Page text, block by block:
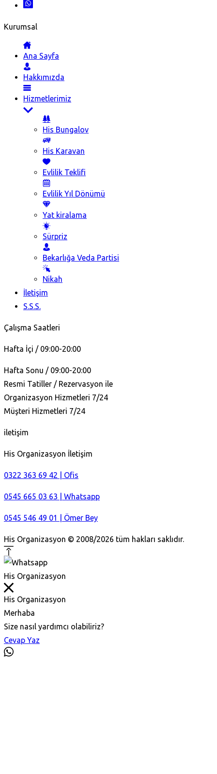
Kurumsal
Ana Sayfa
Hakkımızda
Hizmetlerimiz
His Bungalov
His Karavan
Evlilik Teklifi
Evlilik Yıl Dönümü
Yat kiralama
Sürpriz
Bekarlığa Veda Partisi
Nikah
İletişim
S.S.S.
Çalışma Saatleri
Hafta İçi / 09:00-20:00
Hafta Sonu / 09:00-20:00
Resmi Tatiller / Rezervasyon ile
Organizasyon Hizmetleri 7/24
Müşteri Hizmetleri 7/24
iletişim
His Organizasyon İletişim
0322 363 69 42 | Ofis
0545 665 03 63 | Whatsapp
0545 546 49 01 | Ömer Bey
His Organizasyon © 2008/2026 tüm hakları saklıdır.
His Organizasyon
His Organizasyon
Merhaba
Size nasıl yardımcı olabiliriz?
Cevap Yaz